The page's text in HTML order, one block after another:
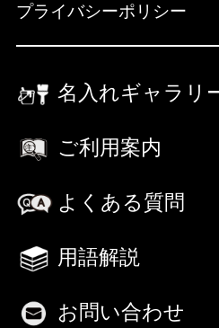
プライバシーポリシー
名入れギャラリ
ご利用案内
よくある質問
用語解説
お問い合わせ